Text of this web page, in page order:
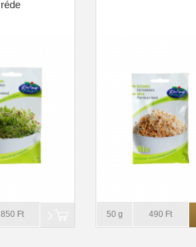
réde
850 Ft 50 g 490 Ft